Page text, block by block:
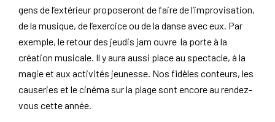
gens de l’extérieur proposeront de faire de l’improvisation,
de la musique, de l’exercice ou de la danse avec eux. Par
exemple, le retour des jeudis jam ouvre la porte à la
création musicale. Il y aura aussi place au spectacle, à la
magie et aux activités jeunesse. Nos fidèles conteurs, les
causeries et le cinéma sur la plage sont encore au rendez-
vous cette année.